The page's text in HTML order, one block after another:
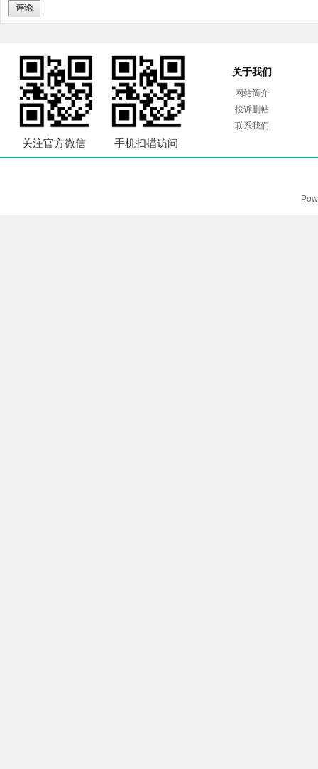
评论
关注官方微信 手机扫描访问
关于我们
网站简介
投诉删帖
联系我们